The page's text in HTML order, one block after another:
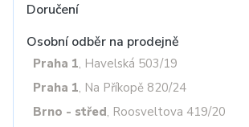
Doručení
Osobní odběr na prodejně
Praha 1, Havelská 503/19
Praha 1, Na Příkopě 820/24
Brno - střed, Roosveltova 419/20